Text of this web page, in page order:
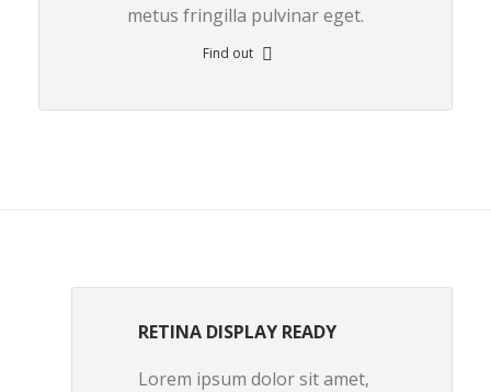
metus fringilla pulvinar eget.
Find out
RETINA DISPLAY READY
Lorem ipsum dolor sit amet,